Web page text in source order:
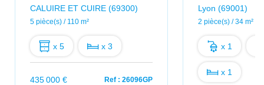
CALUIRE ET CUIRE (69300)
5 pièce(s) / 110 m²
x 5 x 3
435 000 € Ref : 26096GP
Lyon (69001)
2 pièce(s) / 34 m²
x 1
x 1